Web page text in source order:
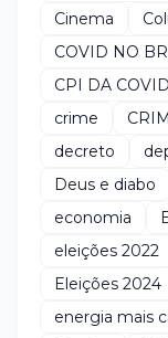
Cinema
COVID NO
CPI DA
crime
decreto
Deus e diabo
economia
eleições 2022
Eleições 2024
energia mais